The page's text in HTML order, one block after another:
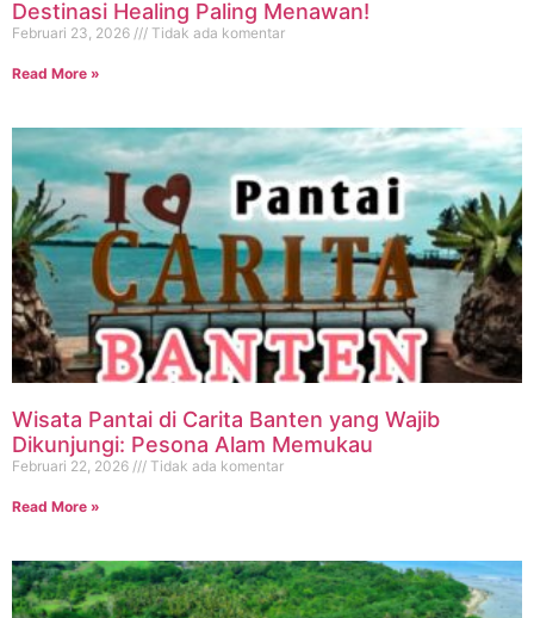
Destinasi Healing Paling Menawan!
Februari 23, 2026 Tidak ada komentar
Read More »
Wisata Pantai di Carita Banten yang Wajib
Dikunjungi: Pesona Alam Memukau
Februari 22, 2026 Tidak ada komentar
Read More »